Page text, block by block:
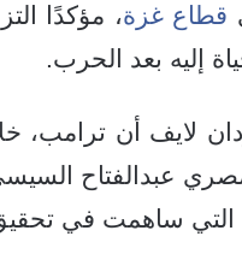
قطاع غزة، مؤكدًا
إليه بعد الحرب.
لايف أن ترامب،
عبدالفتاح
التي ساهمت في